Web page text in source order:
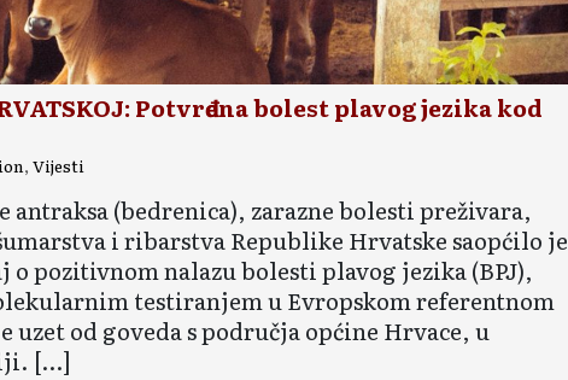
Potvrđena bolest plavog jezika kod
, Vijesti
antraksa (bedrenica), zarazne bolesti preživara,
i ribarstva Republike Hrvatske saopćilo je
pozitivnom nalazu bolesti plavog jezika (BPJ),
testiranjem u Evropskom referentnom
od goveda s područja općine Hrvace, u
[…]